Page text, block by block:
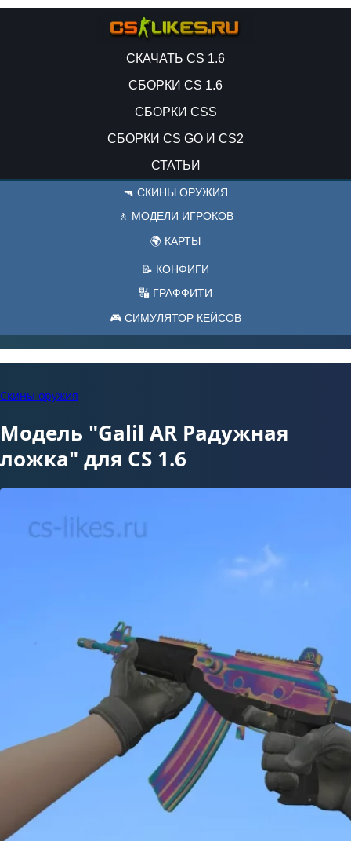
СКАЧАТЬ CS 1.6
СБОРКИ CS 1.6
СБОРКИ CSS
СБОРКИ CS GO И CS2
СТАТЬИ
🔫 СКИНЫ ОРУЖИЯ
🚶 МОДЕЛИ ИГРОКОВ
🌍 КАРТЫ
📝 КОНФИГИ
🔣 ГРАФФИТИ
🎮 СИМУЛЯТОР КЕЙСОВ
Скины оружия
Модель "Galil AR Радужная
ложка" для CS 1.6